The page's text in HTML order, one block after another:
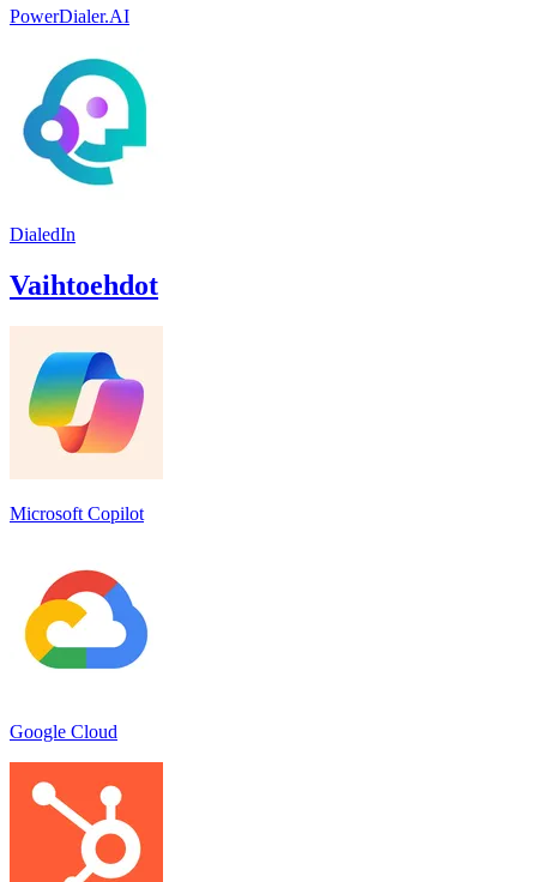
PowerDialer.AI
DialedIn
Vaihtoehdot
Microsoft Copilot
Google Cloud